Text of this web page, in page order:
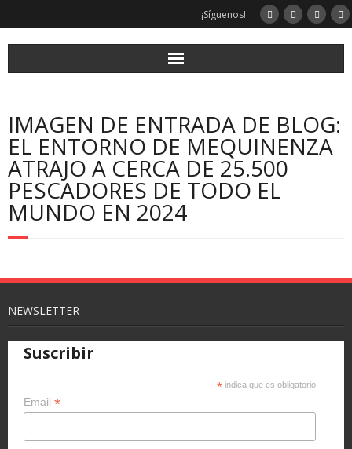
¡Síguenos!
IMAGEN DE ENTRADA DE BLOG:
EL ENTORNO DE MEQUINENZA
ATRAJO A CERCA DE 25.500
PESCADORES DE TODO EL
MUNDO EN 2024
NEWSLETTER
Suscribir
* indica que es obligatorio
Email *